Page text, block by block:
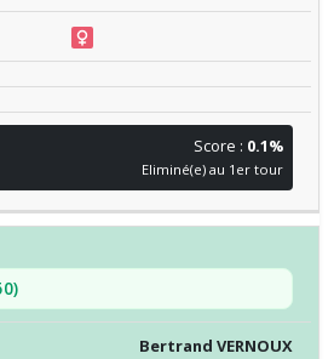
Score : 0.1%
Eliminé(e) au 1er tour
Bertrand VERNOUX